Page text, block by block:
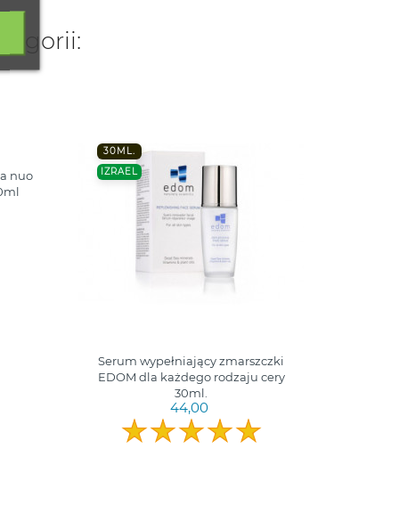
nuo
30ML.
IZRAEL
Serum wypełniający zmarszczki
EDOM dla każdego rodzaju cery
30ml.
44,00